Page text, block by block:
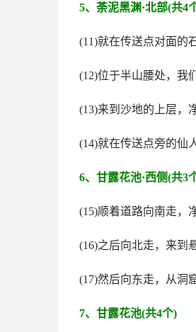
5、荼泥黑渊·北部(共4
(11)就在传送点对面的
(12)位于半山腰处，我
(13)来到沙地的上层，
(14)就在传送点旁的仙
6、甘露花池·西侧(共3
(15)顺着道路向南走，
(16)之后向北走，来到
(17)然后向东走，从洞
7、甘露花池(共4个)